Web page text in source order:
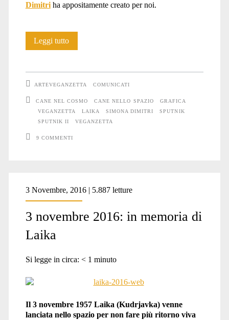
Dimitriha appositamente creato per noi.
Leggi tuttoUna
Veganzetta
ARTEVEGANZETTA COMUNICATI
CANE NEL COSMO CANE NELLO SPAZIO
GRAFICA
VEGANZETTA
LAIKA SIMONA DIMITRI
SPUTNIK
SPUTNIK II
VEGANZETTA
9 COMMENTI
3 Novembre, 2016 | 5.887 letture
3 novembre 2016: in memoria di
Laika
Si legge in circa: < 1 minuto
Il 3 novembre 1957 Laika (Kudrjavka) venne
lanciata nello spazio per non fare più ritorno viva